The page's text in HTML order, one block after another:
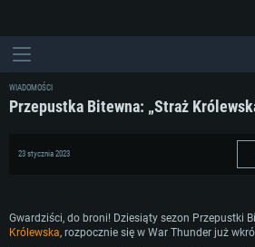
WIADOMOŚCI
Przepustka Bitewna: „Straż
23 stycznia 2023
Gwardziści, do broni! Dziesiąty sezon Przepustki
Królewska, rozpocznie się w War Thunder już